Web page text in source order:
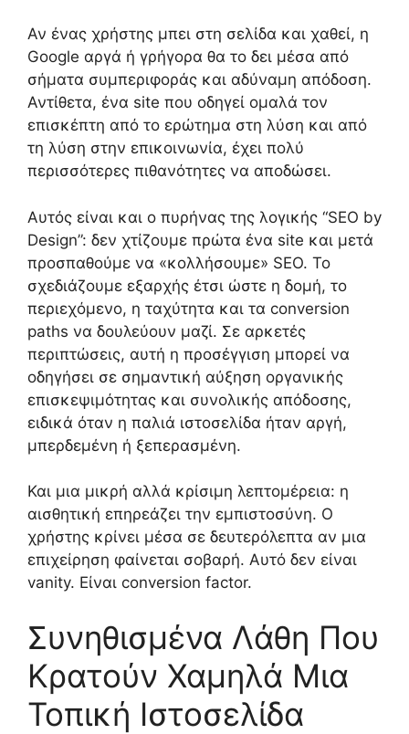
Αν ένας χρήστης μπει στη σελίδα και χαθεί, η
Google αργά ή γρήγορα θα το δει μέσα από
σήματα συμπεριφοράς και αδύναμη απόδοση.
Αντίθετα, ένα site που οδηγεί ομαλά τον
επισκέπτη από το ερώτημα στη λύση και από
τη λύση στην επικοινωνία, έχει πολύ
περισσότερες πιθανότητες να αποδώσει.
Αυτός είναι και ο πυρήνας της λογικής “SEO by
Design”: δεν χτίζουμε πρώτα ένα site και μετά
προσπαθούμε να «κολλήσουμε» SEO. Το
σχεδιάζουμε εξαρχής έτσι ώστε η δομή, το
περιεχόμενο, η ταχύτητα και τα conversion
paths να δουλεύουν μαζί. Σε αρκετές
περιπτώσεις, αυτή η προσέγγιση μπορεί να
οδηγήσει σε σημαντική αύξηση οργανικής
επισκεψιμότητας και συνολικής απόδοσης,
ειδικά όταν η παλιά ιστοσελίδα ήταν αργή,
μπερδεμένη ή ξεπερασμένη.
Και μια μικρή αλλά κρίσιμη λεπτομέρεια: η
αισθητική επηρεάζει την εμπιστοσύνη. Ο
χρήστης κρίνει μέσα σε δευτερόλεπτα αν μια
επιχείρηση φαίνεται σοβαρή. Αυτό δεν είναι
vanity. Είναι conversion factor.
Συνηθισμένα Λάθη Που
Κρατούν Χαμηλά Μια
Τοπική Ιστοσελίδα